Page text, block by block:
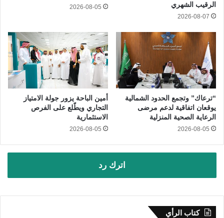
الرقيب الشهري
2026-08-07
2026-08-05
“ترعاك” وتجمع الحدود الشمالية
يوقعان اتفاقية لدعم مرضى
الرعاية الصحية المنزلية
2026-08-05
أمين الباحة يزور جولة الامتياز
التجاري ويطّلع على الفرص
الاستثمارية
2026-08-05
اترك رد
كتاب الرأي